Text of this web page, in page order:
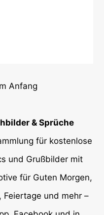
Anfang
& Sprüche
für kostenlose
und Grußbilder mit
für Guten Morgen,
und mehr –